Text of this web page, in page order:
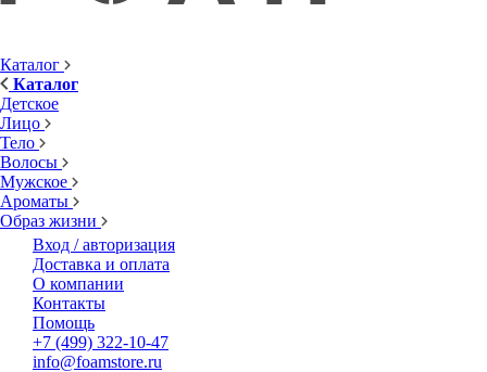
Каталог
Каталог
Детское
Лицо
Тело
Волосы
Мужское
Ароматы
Образ жизни
Вход / авторизация
Доставка и оплата
О компании
Контакты
Помощь
+7 (499) 322-10-47
info@foamstore.ru